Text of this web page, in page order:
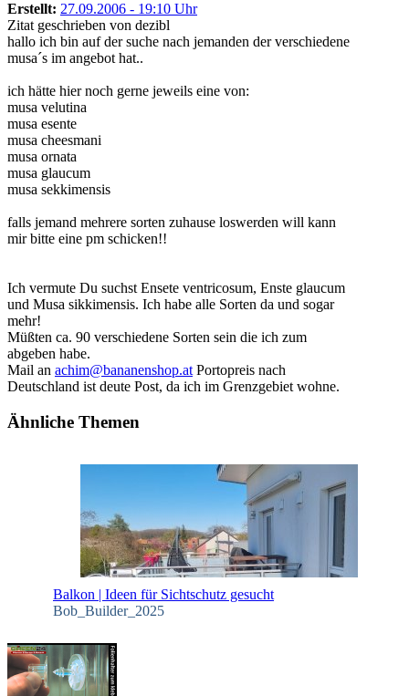
Erstellt: 27.09.2006 - 19:10 Uhr
Zitat geschrieben von dezibl
hallo ich bin auf der suche nach jemanden der verschiedene
musa´s im angebot hat..
ich hätte hier noch gerne jeweils eine von:
musa velutina
musa esente
musa cheesmani
musa ornata
musa glaucum
musa sekkimensis
falls jemand mehrere sorten zuhause loswerden will kann
mir bitte eine pm schicken!!
Ich vermute Du suchst Ensete ventricosum, Enste glaucum
und Musa sikkimensis. Ich habe alle Sorten da und sogar
mehr!
Müßten ca. 90 verschiedene Sorten sein die ich zum
abgeben habe.
Mail an achim@bananenshop.at Portopreis nach
Deutschland ist deute Post, da ich im Grenzgebiet wohne.
Ähnliche Themen
Balkon | Ideen für Sichtschutz gesucht
Bob_Builder_2025